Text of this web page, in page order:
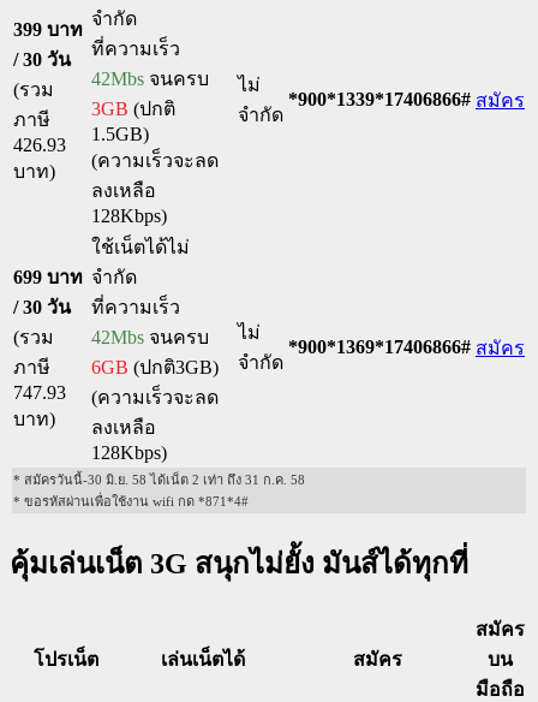
399 บาท
/ 30 วัน
(รวม
ภาษี
426.93
บาท)
จำกัด
ที่ความเร็ว
42Mbs จนครบ
3GB (ปกติ
1.5GB)
(ความเร็วจะลด
ลงเหลือ
128Kbps)
ไม่
จำกัด
*900*1339*17406866# สมัคร
699 บาท
/ 30 วัน
(รวม
ภาษี
747.93
บาท)
ใช้เน็ตได้ไม่
จำกัด
ที่ความเร็ว
42Mbs จนครบ
6GB (ปกติ3GB)
(ความเร็วจะลด
ลงเหลือ
128Kbps)
ไม่
จำกัด
*900*1369*17406866# สมัคร
* สมัครวันนี้-30 มิ.ย. 58 ได้เน็ต 2 เท่า ถึง 31 ก.ค. 58
* ขอรหัสผ่านเพื่อใช้งาน wifi กด *871*4#
คุ้มเล่นเน็ต 3G สนุกไม่ยั้ง มันส์ได้ทุกที่
โปรเน็ต เล่นเน็ตได้ สมัคร
สมัคร
บน
มือถือ